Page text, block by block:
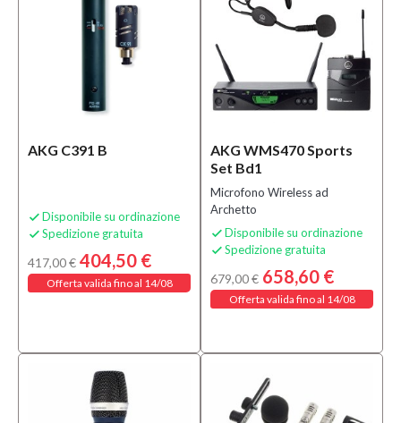
AKG C391 B
 Disponibile su ordinazione
 Spedizione gratuita
417,00 € 404,50 €
Offerta valida fino al 14/08
AKG WMS470 Sports
Set Bd1
Microfono Wireless ad
Archetto
 Disponibile su ordinazione
 Spedizione gratuita
679,00 € 658,60 €
Offerta valida fino al 14/08